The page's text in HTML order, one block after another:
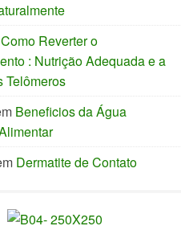
Como Reverter o
: Nutrição Adequada e a
Telômeros
Beneficios da Água
Dermatite de Contato